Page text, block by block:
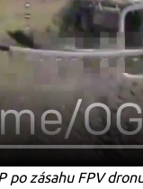
po zásahu FPV